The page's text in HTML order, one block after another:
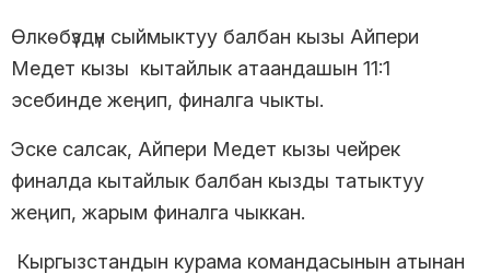
Өлкөбүздүн сыймыктуу балбан кызы Айпери
Медет кызы кытайлык атаандашын 11:1
эсебинде жеңип, финалга чыкты.
Эске салсак, Айпери Медет кызы чейрек
финалда кытайлык балбан кызды татыктуу
жеңип, жарым финалга чыккан.
Кыргызстандын курама командасынын атынан